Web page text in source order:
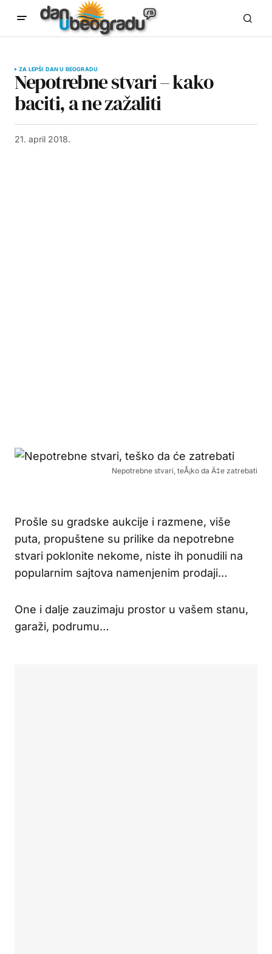
ZA LEPŠI DAN U BEOGRADU
Nepotrebne stvari – kako
baciti, a ne zažaliti
21. april 2018.
Nepotrebne stvari, teÅ¡ko da Ä‡e zatrebati
Prošle su gradske aukcije i razmene, više
puta, propuštene su prilike da nepotrebne
stvari poklonite nekome, niste ih ponudili na
popularnim sajtova namenjenim prodaji…
One i dalje zauzimaju prostor u vašem stanu,
garaži, podrumu…